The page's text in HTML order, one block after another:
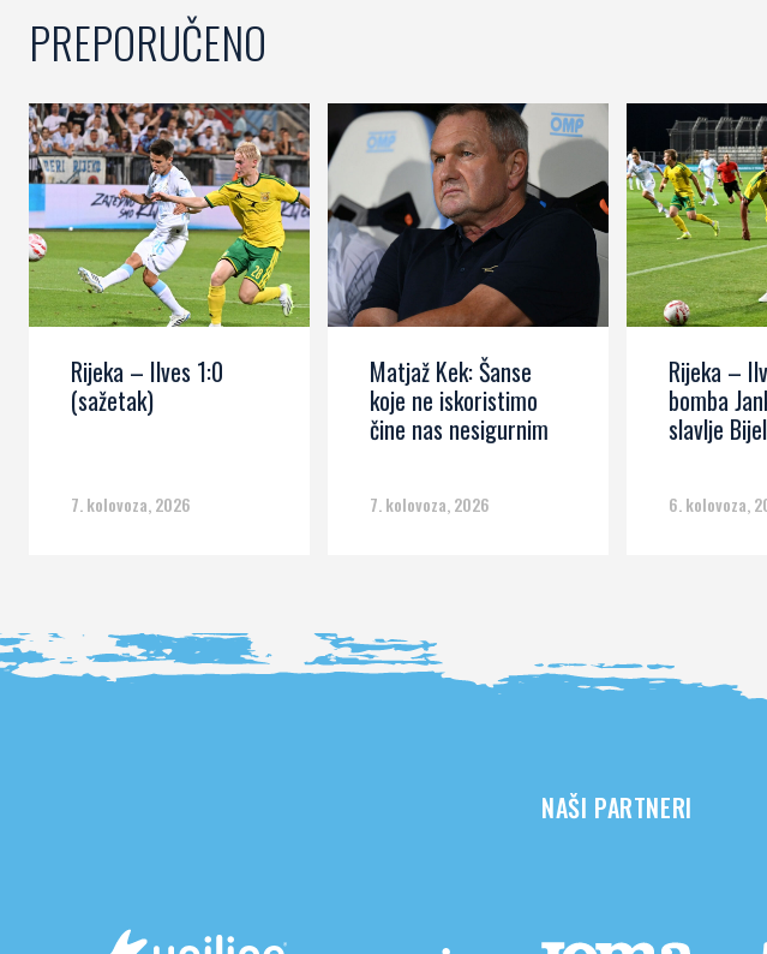
PREPORUČENO
Rijeka – Ilves 1:0
(sažetak)
7. kolovoza, 2026
Matjaž Kek: Šanse
koje ne iskoristimo
čine nas nesigurnim
7. kolovoza, 2026
Rijeka –
bomba
slavlje
6. kolovoza,
NAŠI PARTNERI